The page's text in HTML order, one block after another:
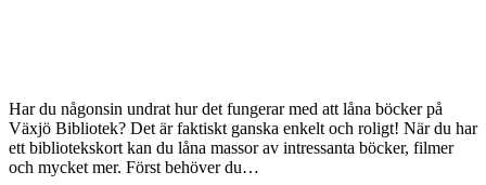
Har du någonsin undrat hur det fungerar med att låna böcker på
Växjö Bibliotek? Det är faktiskt ganska enkelt och roligt! När du har
ett bibliotekskort kan du låna massor av intressanta böcker, filmer
och mycket mer. Först behöver du…